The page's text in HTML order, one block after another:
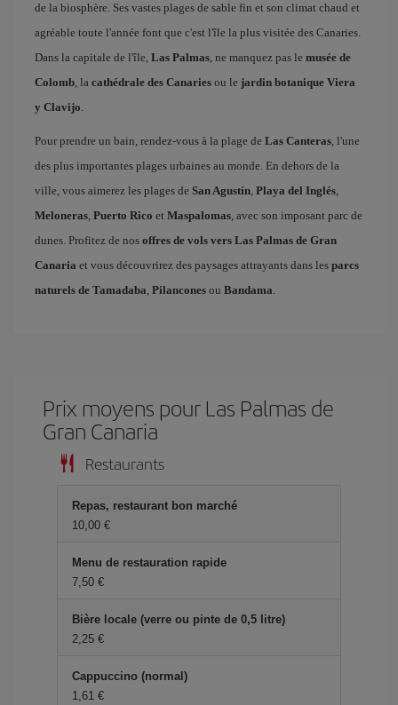
de la biosphère. Ses vastes plages de sable fin et son climat chaud et
agréable toute l'année font que c'est l'île la plus visitée des Canaries.
Dans la capitale de l'île, Las Palmas, ne manquez pas le musée de
Colomb, la cathédrale des Canaries ou le jardin botanique Viera
y Clavijo.
Pour prendre un bain, rendez-vous à la plage de Las Canteras, l'une
des plus importantes plages urbaines au monde. En dehors de la
ville, vous aimerez les plages de San Agustín, Playa del Inglés,
Meloneras, Puerto Rico et Maspalomas, avec son imposant parc de
dunes. Profitez de nos offres de vols vers Las Palmas de Gran
Canaria et vous découvrirez des paysages attrayants dans les parcs
naturels de Tamadaba, Pilancones ou Bandama.
Prix ​​moyens pour Las Palmas de
Gran Canaria
Restaurants
Repas, restaurant bon marché
10,00 €
Menu de restauration rapide
7,50 €
Bière locale (verre ou pinte de 0,5 litre)
2,25 €
Cappuccino (normal)
1,61 €